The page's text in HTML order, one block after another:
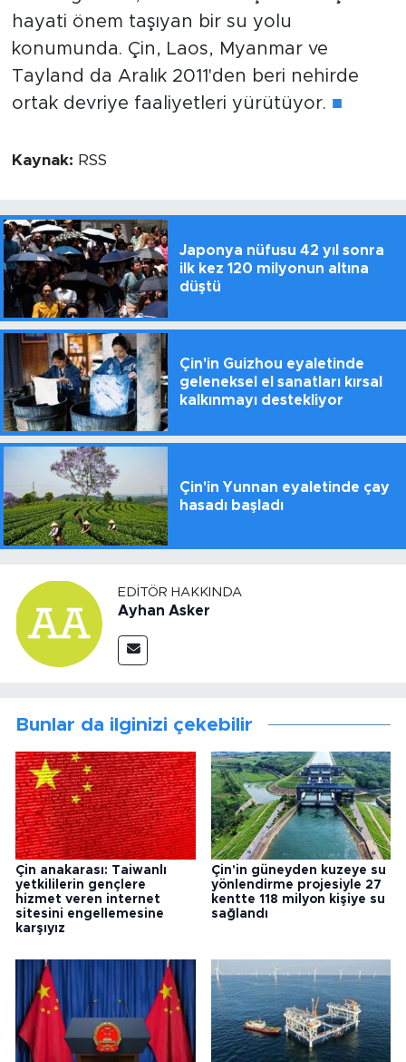
hayati önem taşıyan bir su yolu
konumunda. Çin, Laos, Myanmar ve
Tayland da Aralık 2011'den beri nehirde
ortak devriye faaliyetleri yürütüyor. ■
Kaynak: RSS
Japonya nüfusu 42 yıl sonra
ilk kez 120 milyonun altına
düştü
Çin'in Guizhou eyaletinde
geleneksel el sanatları kırsal
kalkınmayı destekliyor
Çin'in Yunnan eyaletinde çay
hasadı başladı
EDITÖR HAKKINDA
Ayhan Asker
Bunlar da ilginizi çekebilir
Çin anakarası: Taiwanlı
yetkililerin gençlere
hizmet veren internet
sitesini engellemesine
karşıyız
Çin'in güneyden kuzeye su
yönlendirme projesiyle 27
kentte 118 milyon kişiye su
sağlandı